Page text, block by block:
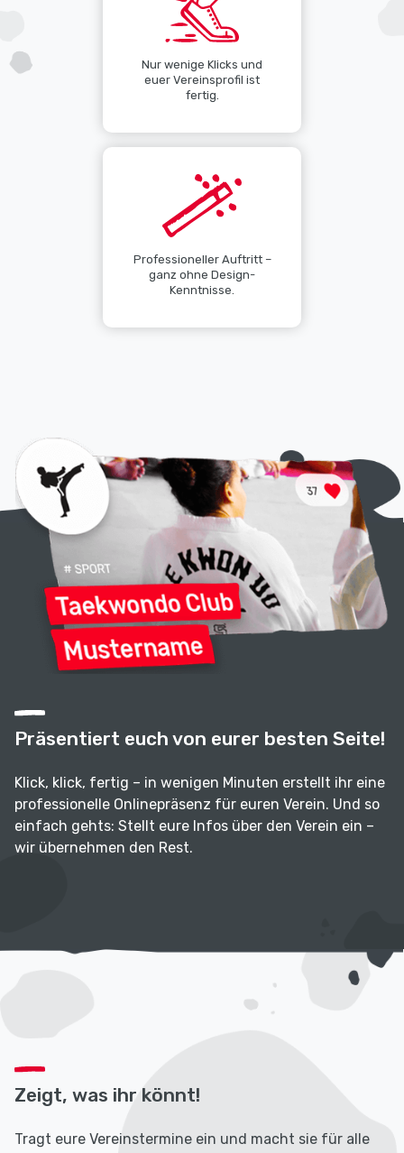
Nur wenige Klicks und
euer Vereinsprofil ist
fertig.
Professioneller Auftritt –
ganz ohne Design-
Kenntnisse.
Präsentiert euch von eurer besten Seite!
Klick, klick, fertig – in wenigen Minuten erstellt ihr eine
professionelle Onlinepräsenz für euren Verein. Und so
einfach gehts: Stellt eure Infos über den Verein ein –
wir übernehmen den Rest.
Zeigt, was ihr könnt!
Tragt eure Vereinstermine ein und macht sie für alle